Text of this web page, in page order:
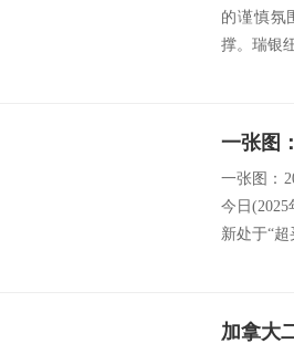
的谨慎氛
撑。瑞银
一张图：
今日
新处于“